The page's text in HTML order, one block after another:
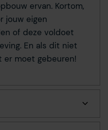
ervan. Kortom,
jouw eigen
of deze voldoet
En als dit niet
er moet gebeuren!